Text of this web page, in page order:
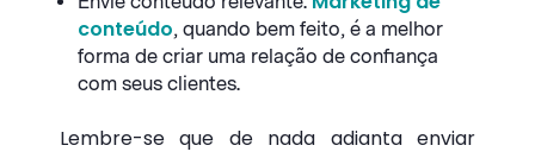
conteúdo, quando bem feito, é a melhor
forma de criar uma relação de confiança
com seus clientes.
Lembre-se que de nada adianta enviar